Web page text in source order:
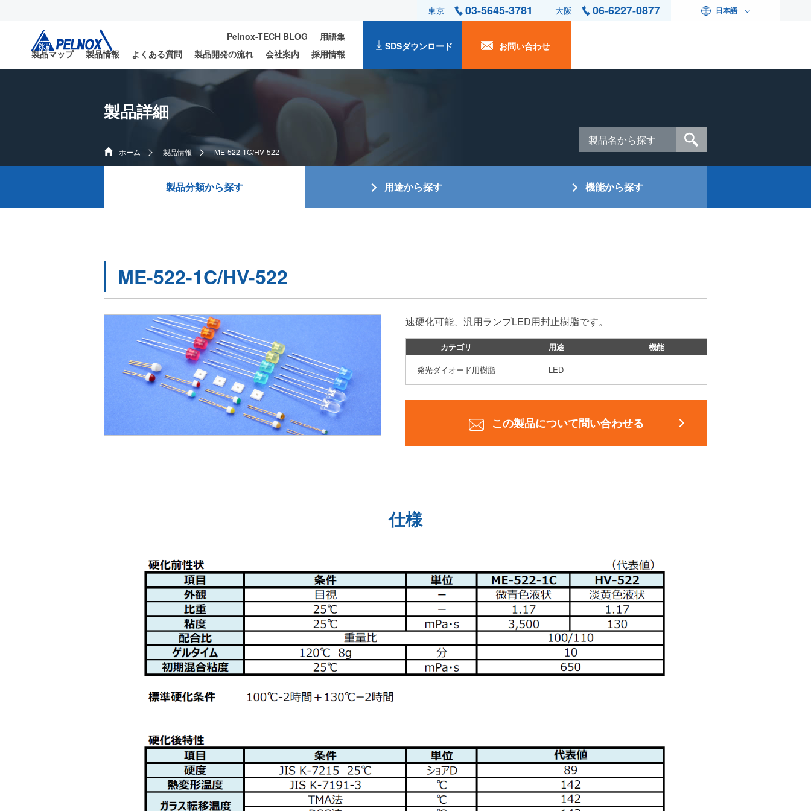
東京 03-5645-3781 大阪 06-6227-0877 日本語
Pelnox-TECH BLOG
用語集
製品マップ
製品情報 よくある質問 製品開発の流れ 会社案内 採用情報
SDSダウンロード お問い合わせ
製品詳細
ホーム 製品情報 ME-522-1C/HV-522
製品分類から探す 用途から探す 機能から探す
ME-522-1C/HV-522
速硬化可能、汎用ランプLED用封止樹脂です。
カテゴリ 用途
機能
発光ダイオード用樹脂
LED -
この製品について問い合わせる
仕様